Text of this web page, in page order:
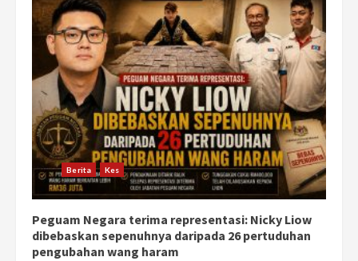
Berita Kes
Peguam Negara terima representasi: Nicky Liow
dibebaskan sepenuhnya daripada 26 pertuduhan
pengubahan wang haram